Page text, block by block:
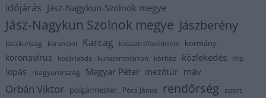
időjárás Jász-Nagykun-Szolnok megye
Jász-Nagykun Szolnok megye Jászberény
Jászkunság karambol Karcag katasztrófavédelem kormány
koronavírus kosárlabda kunszentmárton kórház közlekedés lmp
lopás magyarország Magyar Péter mezőtúr máv
Orbán Viktor polgármester Pócs János rendőrség sport